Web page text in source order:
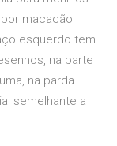
macacão
esquerdo tem
na parte
na parda
semelhante a